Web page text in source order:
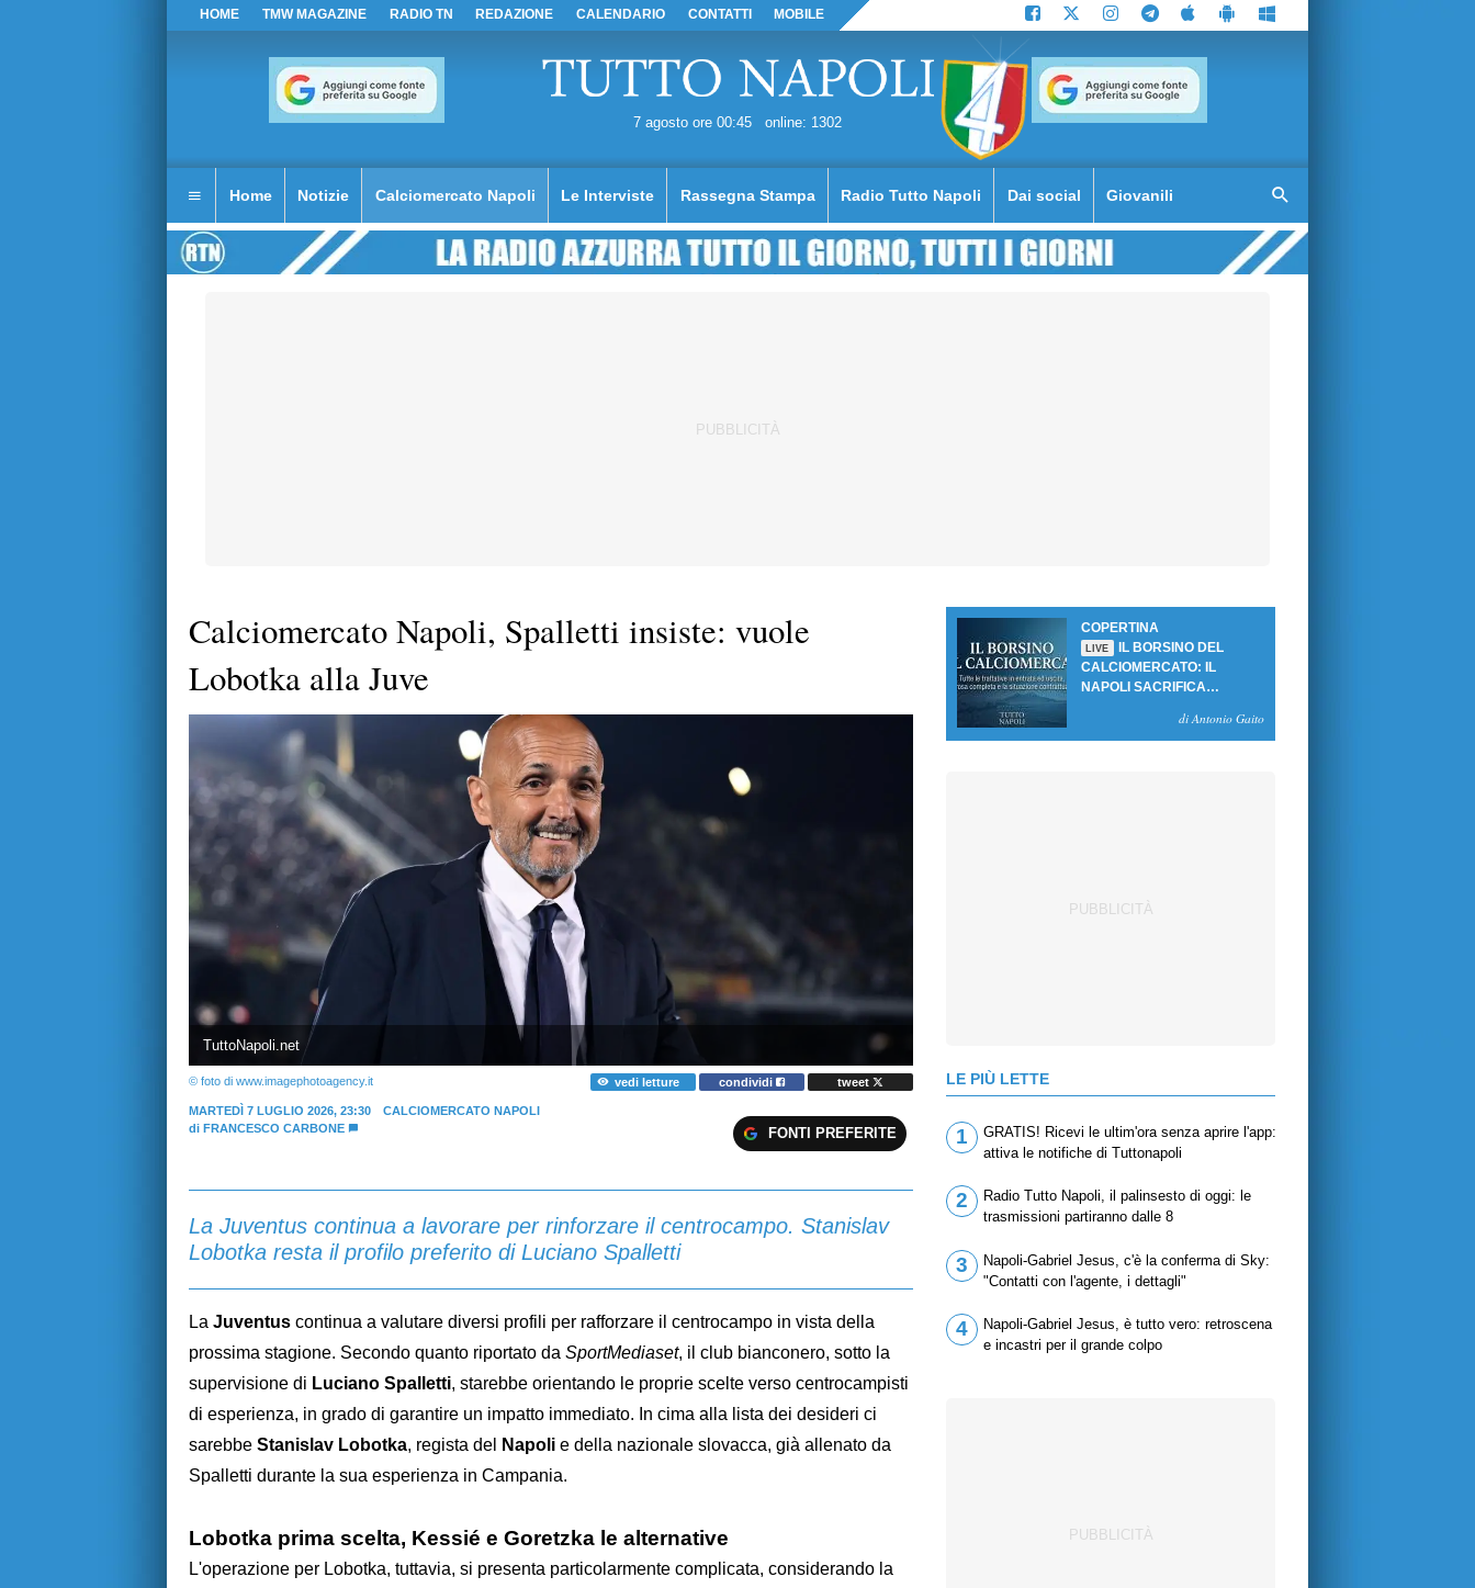
HOME TMW MAGAZINE RADIO TN REDAZIONE CALENDARIO CONTATTI MOBILE
7 agosto ore 00:45 online: 1302
Home Notizie Calciomercato Napoli Le Interviste Rassegna Stampa Radio Tutto Napoli Dai social Giovanili
Calciomercato Napoli, Spalletti insiste: vuole
Lobotka alla Juve
TuttoNapoli.net
© foto di www.imagephotoagency.it vedi letture condividi tweet
MARTEDÌ 7 LUGLIO 2026, 23:30
CALCIOMERCATO NAPOLI
di FRANCESCO CARBONE FONTI PREFERITE
La Juventus continua a lavorare per rinforzare il centrocampo. Stanislav
Lobotka resta il profilo preferito di Luciano Spalletti
La Juventus continua a valutare diversi profili per rafforzare il centrocampo in vista della
prossima stagione. Secondo quanto riportato da SportMediaset, il club bianconero, sotto la
supervisione di Luciano Spalletti, starebbe orientando le proprie scelte verso centrocampisti
di esperienza, in grado di garantire un impatto immediato. In cima alla lista dei desideri ci
sarebbe Stanislav Lobotka, regista del Napoli e della nazionale slovacca, già allenato da
Spalletti durante la sua esperienza in Campania.
Lobotka prima scelta, Kessié e Goretzka le alternative
L'operazione per Lobotka, tuttavia, si presenta particolarmente complicata, considerando la
COPERTINA
LIVE
IL BORSINO DEL
CALCIOMERCATO: IL
NAPOLI SACRIFICA
SBLOCCANO ARRIVIdi Antonio Gaito
LE PIÙ LETTE
1
GRATIS! Ricevi le ultim'ora senza aprire l'app:
attiva le notifiche di Tuttonapoli
2
Radio Tutto Napoli, il palinsesto di oggi: le
trasmissioni partiranno dalle 8
3
Napoli-Gabriel Jesus, c'è la conferma di Sky:
"Contatti con l'agente, i dettagli"
4
Napoli-Gabriel Jesus, è tutto vero: retroscena
e incastri per il grande colpo